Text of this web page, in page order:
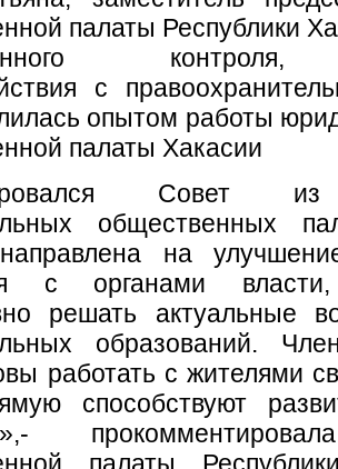
палаты Республики
контроля,
с
опытом работы
палаты Хакасии
Совет из
общественных
на
с органами
решать актуальные
образований.
работать с жителями
способствуют